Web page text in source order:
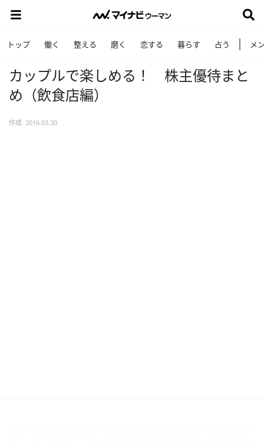
トップ 働く 整える 磨く 恋する 暮らす 占う メ
カップルで楽しめる！ 株主優待まと
め（飲食店編）
作成: 2016.03.30